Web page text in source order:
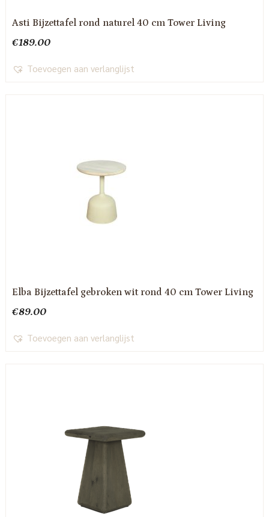
Asti Bijzettafel rond naturel 40 cm Tower Living
€189.00
Toevoegen aan verlanglijst
Elba Bijzettafel gebroken wit rond 40 cm Tower Living
€89.00
Toevoegen aan verlanglijst